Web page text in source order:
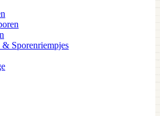
& Sporenriempjes